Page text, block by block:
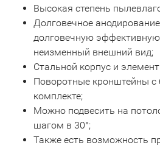
Высокая степень
Долговечное
долговечную
неизменный внешний вид;
Стальной корпус и
Поворотные кронштейны
комплекте;
Можно подвесить на
шагом в 30°;
Также есть возможность